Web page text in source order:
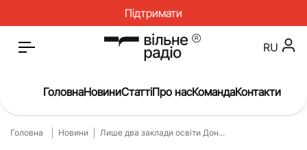
Підтримати
Головна
RU
ГоловнаНовиниСтаттіПро насКомандаКонтакти
Головна Новини Лише два заклади освіти Дон...